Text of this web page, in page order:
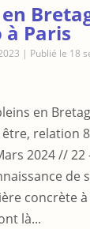
Paris
| Publié le 18
en
relation
2024 // 22
de
concrète
là...